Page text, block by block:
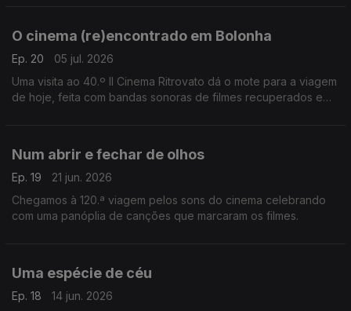
O cinema (re)encontrado em Bolonha
Ep. 20
05 jul. 2026
Uma visita ao 40.º Il Cinema Ritrovato dá o mote para a viagem
de hoje, feita com bandas sonoras de filmes recuperados e
Num abrir e fechar de olhos
Ep. 19
21 jun. 2026
Chegamos à 120.ª viagem pelos sons do cinema celebrando
com uma panóplia de canções que marcaram os filmes.
Uma espécie de céu
Ep. 18
14 jun. 2026